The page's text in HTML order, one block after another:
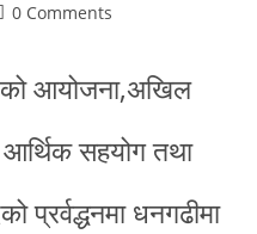
0 Comments
आयोजना,अखिल
सहयोग तथा
धनगढीमा